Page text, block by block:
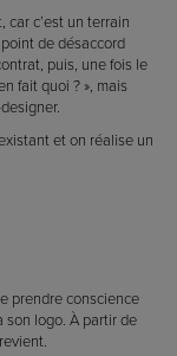
c’est un terrain
de désaccord
puis, une fois le
fait quoi ? », mais
et on réalise un
prendre conscience
logo. À partir de